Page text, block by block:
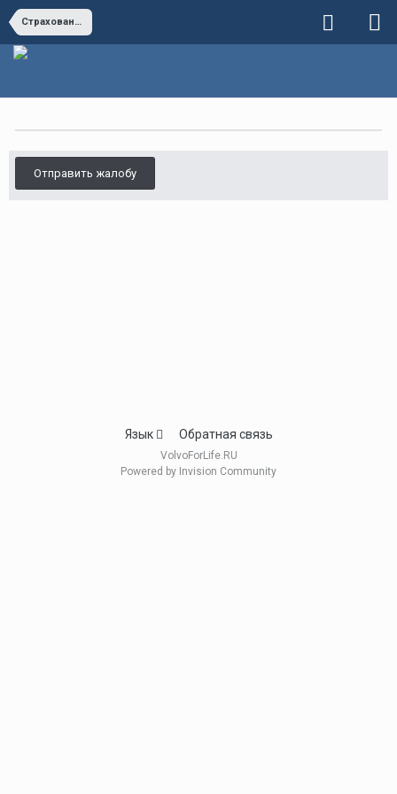
Страхование/кредитование автомобиля
Отправить жалобу
Язык Обратная связь
VolvoForLife.RU
Powered by Invision Community